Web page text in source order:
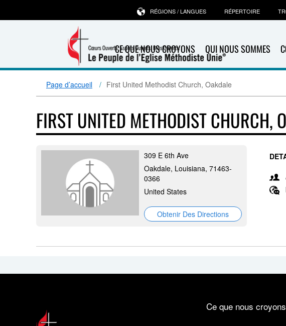
CE QUE NOUS CROYONS QUI NOUS SOMMES
RÉGIONS / LANGUES RÉPERTOIRE
Page d’accueil First United Methodist Church, Oakdale
FIRST UNITED METHODIST CHURCH,
309 E 6th Ave
Oakdale, Louisiana, 71463-
0366
United States
Obtenir Des Directions
Ce que nous croyons